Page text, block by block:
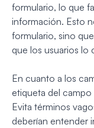
formulario, lo que
información. Esto
formulario, sino
que los usuarios lo
En cuanto a los
etiqueta del
Evita términos
deberían entender